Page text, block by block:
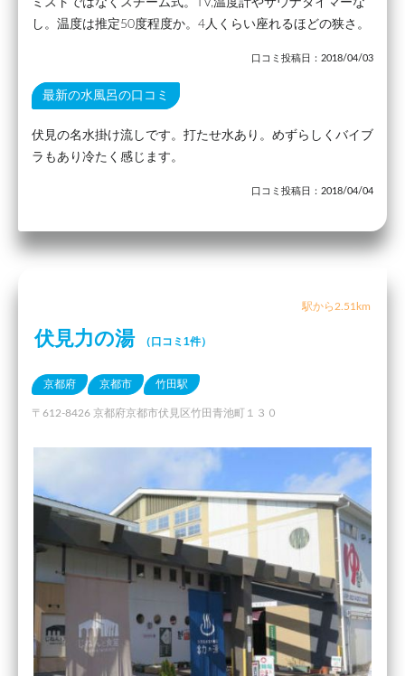
ミストではなくスチーム式。TV,温度計やサウナタイマーな
し。温度は推定50度程度か。4人くらい座れるほどの狭さ。
口コミ投稿日：2018/04/03
最新の水風呂の口コミ
伏見の名水掛け流しです。打たせ水あり。めずらしくバイブ
ラもあり冷たく感じます。
口コミ投稿日：2018/04/04
駅から2.51km
伏見力の湯 （口コミ1件）
京都府 京都市 竹田駅
〒612-8426 京都府京都市伏見区竹田青池町１３０